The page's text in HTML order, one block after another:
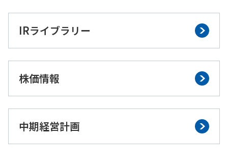
IRライブラリー
株価情報
中期経営計画